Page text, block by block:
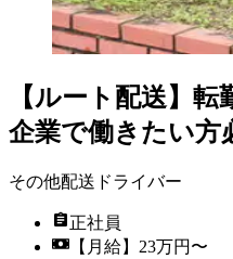
【ルート配送】
企業で働きたい方
その他配送ドライバー
正社員
【月給】23万円〜